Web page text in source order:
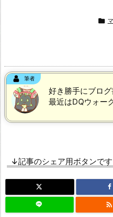

筆者
好き勝手にブログ
最近はDQウォー
↓記事のシェア用ボタンです
